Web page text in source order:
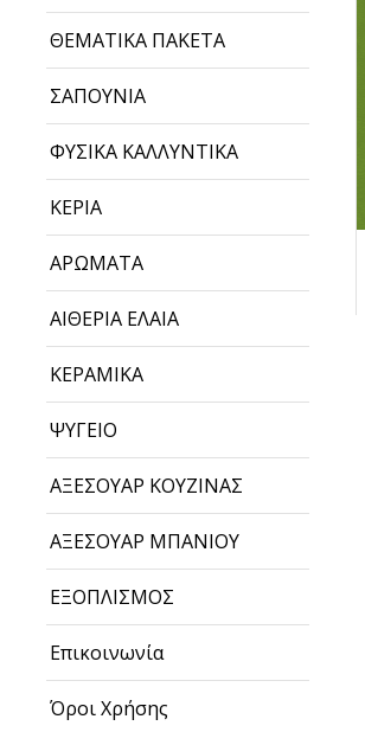
ΘΕΜΑΤΙΚΑ ΠΑΚΕΤΑ
ΣΑΠΟΥΝΙΑ
ΦΥΣΙΚΑ ΚΑΛΛΥΝΤΙΚΑ
ΚΕΡΙΑ
ΑΡΩΜΑΤΑ
ΑΙΘΕΡΙΑ ΕΛΑΙΑ
ΚΕΡΑΜΙΚΑ
ΨΥΓΕΙΟ
ΑΞΕΣΟΥΑΡ ΚΟΥΖΙΝΑΣ
ΑΞΕΣΟΥΑΡ ΜΠΑΝΙΟΥ
ΕΞΟΠΛΙΣΜΟΣ
Επικοινωνία
Όροι Χρήσης